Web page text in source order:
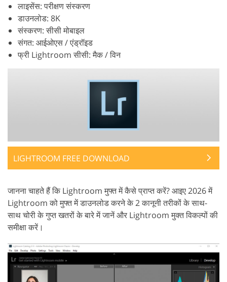
लाइसेंस: परीक्षण संस्करण
डाउनलोड: 8K
संस्करण: सीसी मोबाइल
संगत: आईओएस / एंड्रॉइड
फ्री Lightroom सीसी: मैक / विन
LIGHTROOM FREE DOWNLOAD
जानना चाहते हैं कि Lightroom मुफ्त में कैसे प्राप्त करें? आइए 2026 में
Lightroom को मुफ्त में डाउनलोड करने के 2 कानूनी तरीकों के साथ-
साथ चोरी के गुप्त खतरों के बारे में जानें और Lightroom मुक्त विकल्पों की
समीक्षा करें।